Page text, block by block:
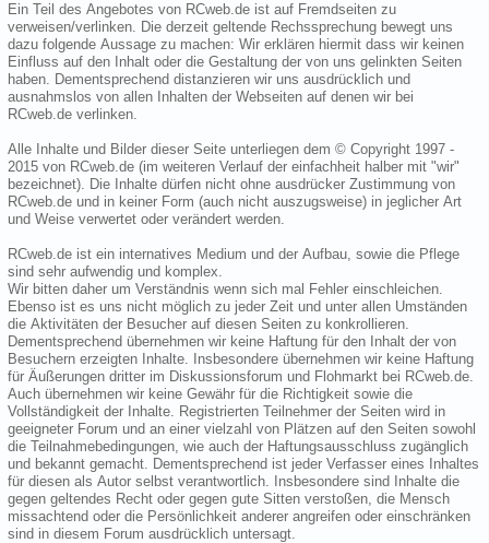
Ein Teil des Angebotes von RCweb.de ist auf Fremdseiten zu
verweisen/verlinken. Die derzeit geltende Rechssprechung bewegt uns
dazu folgende Aussage zu machen: Wir erklären hiermit dass wir keinen
Einfluss auf den Inhalt oder die Gestaltung der von uns gelinkten Seiten
haben. Dementsprechend distanzieren wir uns ausdrücklich und
ausnahmslos von allen Inhalten der Webseiten auf denen wir bei
RCweb.de verlinken.
Alle Inhalte und Bilder dieser Seite unterliegen dem © Copyright 1997 -
2015 von RCweb.de (im weiteren Verlauf der einfachheit halber mit "wir"
bezeichnet). Die Inhalte dürfen nicht ohne ausdrücker Zustimmung von
RCweb.de und in keiner Form (auch nicht auszugsweise) in jeglicher Art
und Weise verwertet oder verändert werden.
RCweb.de ist ein internatives Medium und der Aufbau, sowie die Pflege
sind sehr aufwendig und komplex.
Wir bitten daher um Verständnis wenn sich mal Fehler einschleichen.
Ebenso ist es uns nicht möglich zu jeder Zeit und unter allen Umständen
die Aktivitäten der Besucher auf diesen Seiten zu konkrollieren.
Dementsprechend übernehmen wir keine Haftung für den Inhalt der von
Besuchern erzeigten Inhalte. Insbesondere übernehmen wir keine Haftung
für Äußerungen dritter im Diskussionsforum und Flohmarkt bei RCweb.de.
Auch übernehmen wir keine Gewähr für die Richtigkeit sowie die
Vollständigkeit der Inhalte. Registrierten Teilnehmer der Seiten wird in
geeigneter Forum und an einer vielzahl von Plätzen auf den Seiten sowohl
die Teilnahmebedingungen, wie auch der Haftungsausschluss zugänglich
und bekannt gemacht. Dementsprechend ist jeder Verfasser eines Inhaltes
für diesen als Autor selbst verantwortlich. Insbesondere sind Inhalte die
gegen geltendes Recht oder gegen gute Sitten verstoßen, die Mensch
missachtend oder die Persönlichkeit anderer angreifen oder einschränken
sind in diesem Forum ausdrücklich untersagt.